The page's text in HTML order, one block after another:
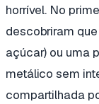
horrível. No
descobriram
açúcar) ou uma
metálico sem
compartilhada